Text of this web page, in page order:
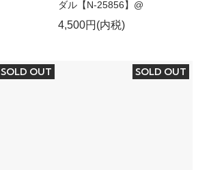
ダル【N-25856】@
4,500円(内税)
SOLD OUT SOLD OUT